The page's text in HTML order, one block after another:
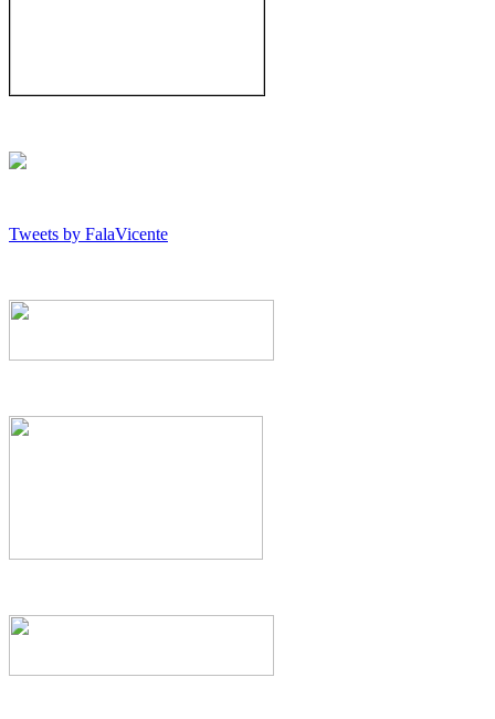
Tweets by FalaVicente